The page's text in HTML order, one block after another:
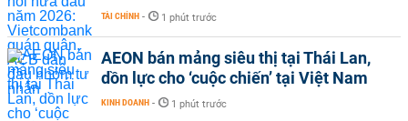
TÀI CHÍNH - 1 phút trước
AEON bán mảng siêu thị tại Thái Lan,
dồn lực cho ‘cuộc chiến’ tại Việt Nam
KINH DOANH - 1 phút trước